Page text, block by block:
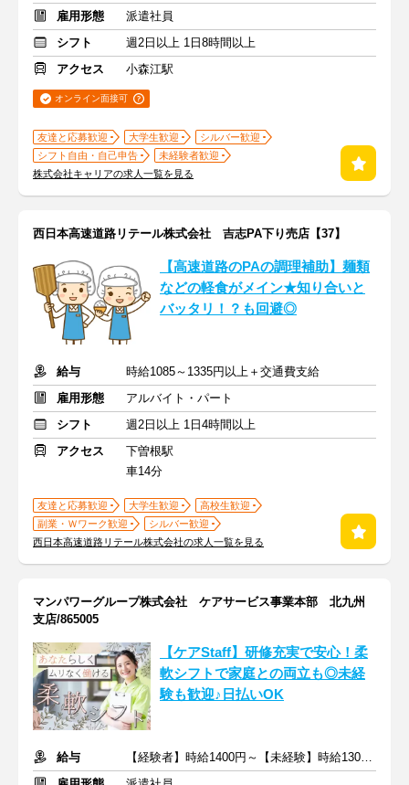
雇用形態
派遣社員
シフト
週2日以上 1日8時間以上
アクセス
小森江駅
オンライン面接可
友達と応募歓迎 大学生歓迎
シルバー歓迎
シフト自由・自己申告
未経験者歓迎
株式会社キャリアの求人一覧を見る
西日本高速道路リテール株式会社 吉志PA下り売店【37】
【高速道路のPAの調理補助】麺類
などの軽食がメイン★知り合いと
バッタリ！？も回避◎
給与
時給1085～1335円以上＋交通費支給
雇用形態
アルバイト・パート
シフト
週2日以上 1日4時間以上
アクセス
下曽根駅
車14分
友達と応募歓迎 大学生歓迎
高校生歓迎
副業・Ｗワーク歓迎
シルバー歓迎
西日本高速道路リテール株式会社の求人一覧を見る
マンパワーグループ株式会社 ケアサービス事業本部 北九州
支店/865005
【ケアStaff】研修充実で安心！柔
軟シフトで家庭との両立も◎未経
験も歓迎♪日払いOK
給与
【経験者】時給1400円～【未経験】時給1300円～ ※交通費全額